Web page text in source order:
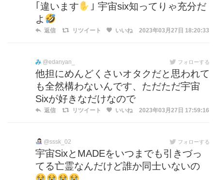
｢違います
｣ 宇宙six知ってりゃ充分だ
よ
返信 リツイート いいね 2023年03月27日 18:20:33
み @edanyan_ フォローする
他担にめんどくさいオタクだと思われて
も全然構わないんです、ただただ宇宙
Sixが好きなだけなので
返信 リツイート いいね 2023年03月27日 17:59:16
@sssk_02 フォローする
宇宙SixとMADEをいつまでも引きづっ
てる亡霊なんだけど誰か同士いないの